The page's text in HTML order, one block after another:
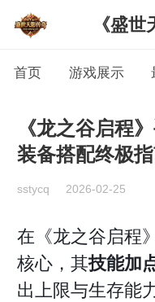
《盛世
首页 游戏展示
《龙之谷启程
装备搭配终极
sstycq 2026-02-25
在《龙之谷启程
核心，其技能加
出上限与生存能